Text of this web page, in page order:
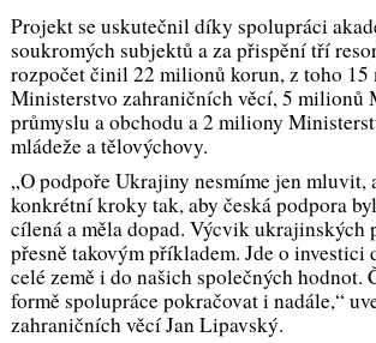
Projekt se uskutečnil díky spolupráci
soukromých subjektů a za přispění tří
rozpočet činil 22 milionů korun, z toho
Ministerstvo zahraničních věcí, 5 milionů
průmyslu a obchodu a 2 miliony
mládeže a tělovýchovy.
„O podpoře Ukrajiny nesmíme jen mluvit,
konkrétní kroky tak, aby česká podpora
cílená a měla dopad. Výcvik ukrajinských
přesně takovým příkladem. Jde o investici
celé země i do našich společných hodnot.
formě spolupráce pokračovat i nadále,“
zahraničních věcí Jan Lipavský.